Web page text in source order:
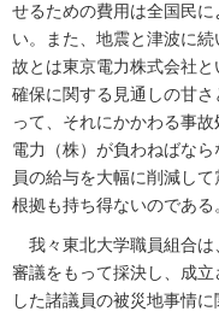
せるための費用は全国民
い。また、地震と津波に
故とは東京電力株式会社
確保に関する見通しの甘
って、それにかかわる事
電力（株）が負わねばな
員の給与を大幅に削減し
根拠も持ち得ないのである
我々東北大学職員組合は
審議をもって採決し、成
した諸議員の被災地事情